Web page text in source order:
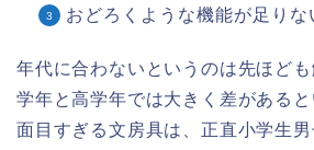
おどろくような機能が足りな
年代に合わないというのは先ほど
学年と高学年では大きく差がある
面目すぎる文房具は、正直小学生